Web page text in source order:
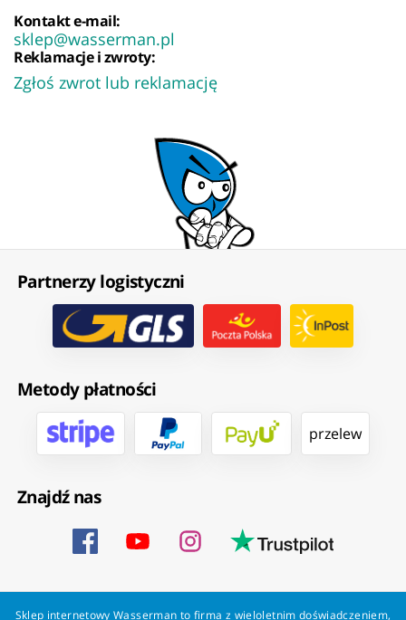
Kontakt e-mail:
sklep@wasserman.pl
Reklamacje i zwroty:
Zgłoś zwrot lub reklamację
Partnerzy logistyczni
Metody płatności
przelew
Znajdź nas
Sklep internetowy Wasserman to firma z wieloletnim doświadczeniem,